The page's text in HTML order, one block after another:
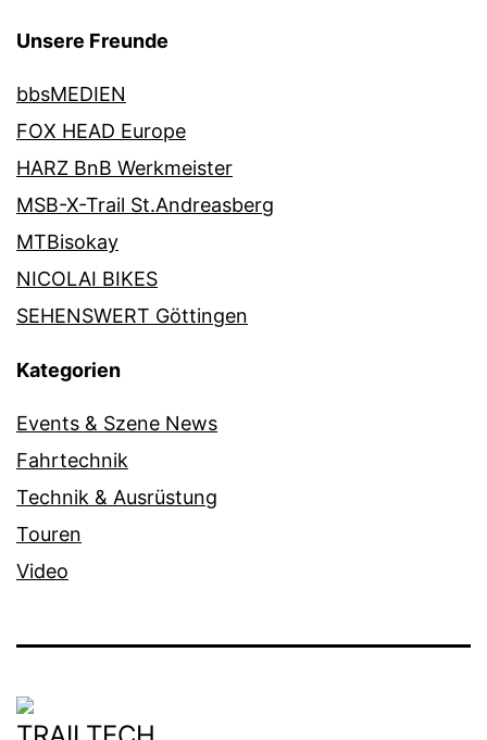
Unsere Freunde
bbsMEDIEN
FOX HEAD Europe
HARZ BnB Werkmeister
MSB-X-Trail St.Andreasberg
MTBisokay
NICOLAI BIKES
SEHENSWERT Göttingen
Kategorien
Events & Szene News
Fahrtechnik
Technik & Ausrüstung
Touren
Video